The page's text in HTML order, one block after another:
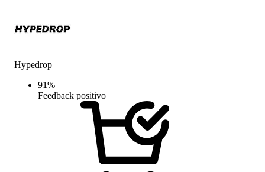
Hypedrop
91%
Feedback positivo